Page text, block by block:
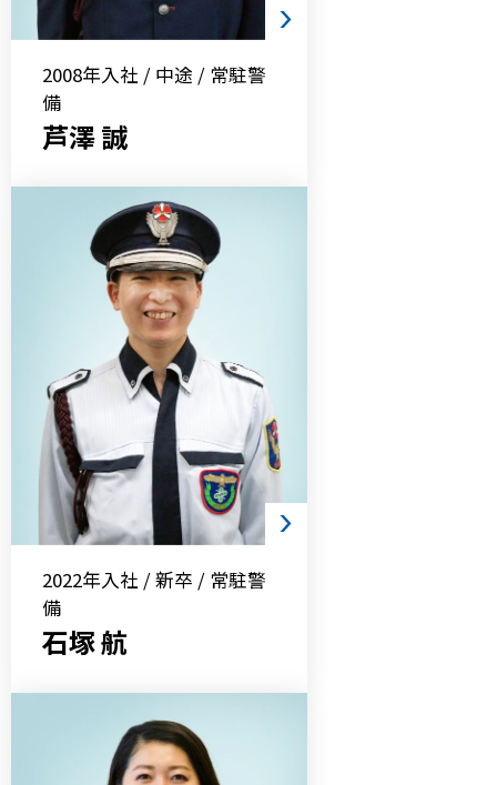
2008年入社 / 中途 / 常駐警
備
芦澤 誠
2022年入社 / 新卒 / 常駐警
備
石塚 航